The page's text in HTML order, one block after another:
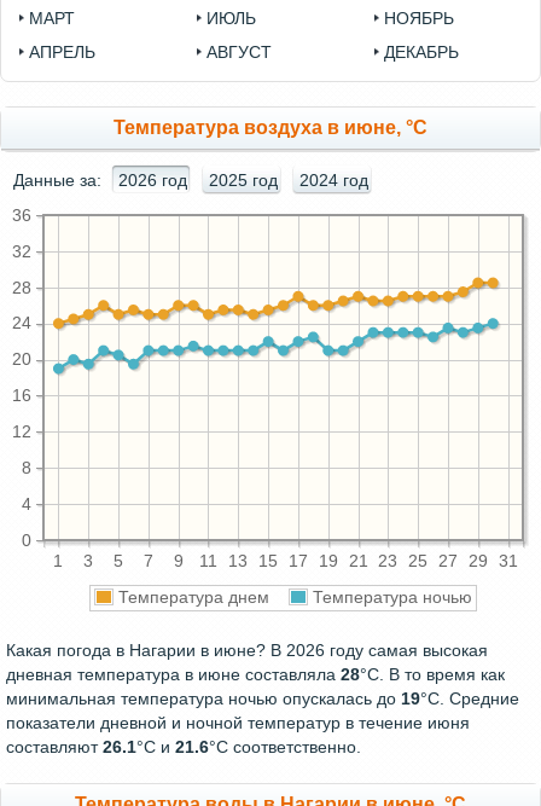
МАРТ
АПРЕЛЬ
ИЮЛЬ
АВГУСТ
НОЯБРЬ
ДЕКАБРЬ
Температура воздуха в июне, °C
Данные за: 2026 год 2025 год 2024 год
1 3 5 7 9 11 13 15 17 19 21 23 25 27 29 31
0
4
8
12
16
20
24
28
32
36
Температура днем Температура ночью
Какая погода в Нагарии в июне? В 2026 году самая высокая
дневная температура в июне составляла 28°С. В то время как
минимальная температура ночью опускалась до 19°C. Средние
показатели дневной и ночной температур в течение июня
составляют26.1°С и 21.6°С соответственно.